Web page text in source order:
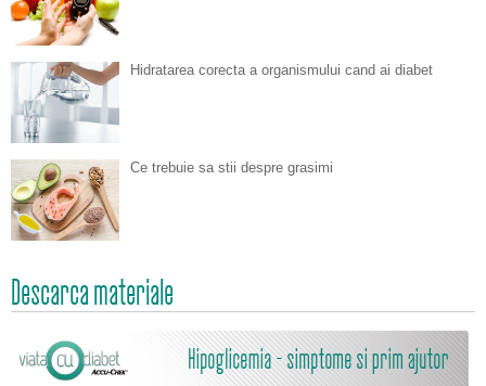
Hidratarea corecta a organismului cand ai diabet
Ce trebuie sa stii despre grasimi
Descarca materiale